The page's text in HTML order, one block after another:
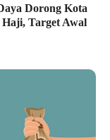
Dorong Kota
Target Awal